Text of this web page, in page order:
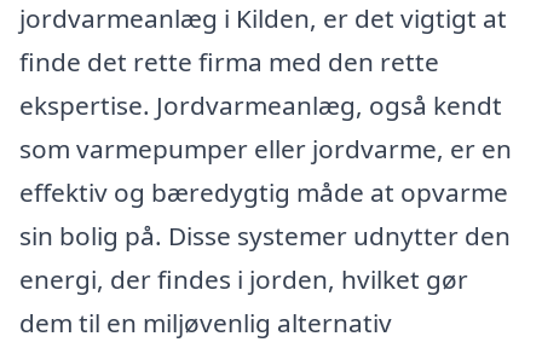
jordvarmeanlæg i Kilden, er det vigtigt at
finde det rette firma med den rette
ekspertise. Jordvarmeanlæg, også kendt
som varmepumper eller jordvarme, er en
effektiv og bæredygtig måde at opvarme
sin bolig på. Disse systemer udnytter den
energi, der findes i jorden, hvilket gør
dem til en miljøvenlig alternativ